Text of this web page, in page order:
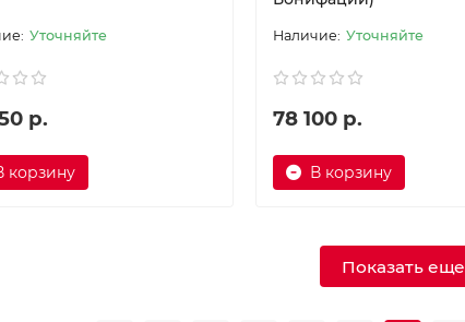
Уточняйте
р.
корзину
Уточняйте
78 100 р.
В корзину
Показать еще